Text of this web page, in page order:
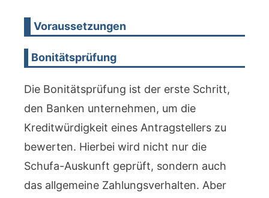
Voraussetzungen
Bonitätsprüfung
Die Bonitätsprüfung ist der erste Schritt,
den Banken unternehmen, um die
Kreditwürdigkeit eines Antragstellers zu
bewerten. Hierbei wird nicht nur die
Schufa-Auskunft geprüft, sondern auch
das allgemeine Zahlungsverhalten. Aber